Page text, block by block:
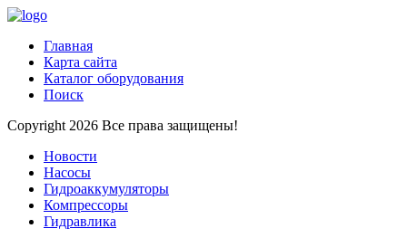
Главная
Карта сайта
Каталог оборудования
Поиск
Copyright 2026 Все права защищены!
Новости
Насосы
Гидроаккумуляторы
Компрессоры
Гидравлика